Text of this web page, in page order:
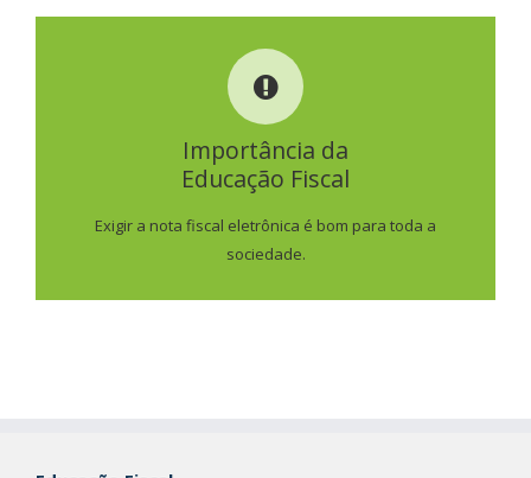
Importância da
Educação Fiscal
Exigir a nota fiscal eletrônica é bom para toda a
sociedade.
IMPORTÂNCIA DA
SAIBA MAIS